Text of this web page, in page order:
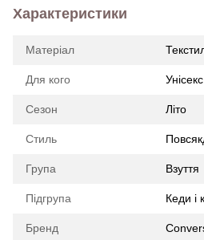
Характеристики
Матеріал
Для кого Унісекс
Сезон Літо
Стиль
Група Взуття
Підгрупа Кеди і
Бренд